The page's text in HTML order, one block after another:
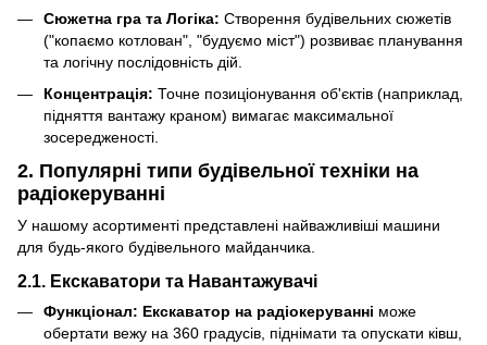
Сюжетна гра та Логіка: Створення будівельних сюжетів
("копаємо котлован", "будуємо міст") розвиває планування
та логічну послідовність дій.
Концентрація: Точне позиціонування об'єктів (наприклад,
підняття вантажу краном) вимагає максимальної
зосередженості.
2. Популярні типи будівельної техніки на
радіокеруванні
У нашому асортименті представлені найважливіші машини
для будь-якого будівельного майданчика.
2.1. Екскаватори та Навантажувачі
Функціонал: Екскаватор на радіокеруванні може
обертати вежу на 360 градусів, піднімати та опускати ківш,